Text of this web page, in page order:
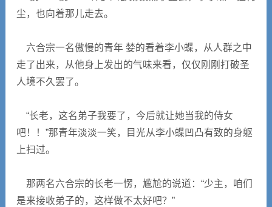
尘，也向着那儿走去。
六合宗一名傲慢的青年 婪的看着李小蝶，从人群之中
走了出来，从他身上发出的气味来看，仅仅刚刚打破圣
人境不久罢了。
“长老，这名弟子我要了，今后就让她当我的侍女
吧！！”那青年淡淡一笑，目光从李小蝶凹凸有致的身躯
上扫过。
那两名六合宗的长老一愣，尴尬的说道：“少主，咱们
是来接收弟子的，这样做不太好吧？”